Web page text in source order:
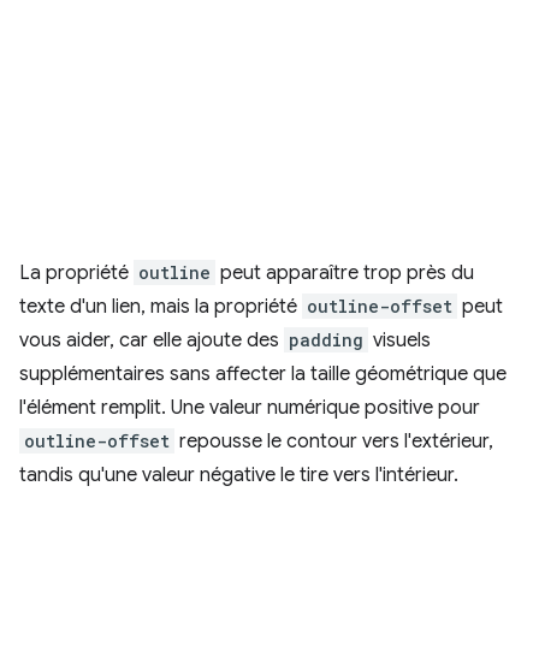
La propriété outline peut apparaître trop près du
texte d'un lien, mais la propriété outline-offset peut
vous aider, car elle ajoute des padding visuels
supplémentaires sans affecter la taille géométrique que
l'élément remplit. Une valeur numérique positive pour
outline-offset repousse le contour vers l'extérieur,
tandis qu'une valeur négative le tire vers l'intérieur.